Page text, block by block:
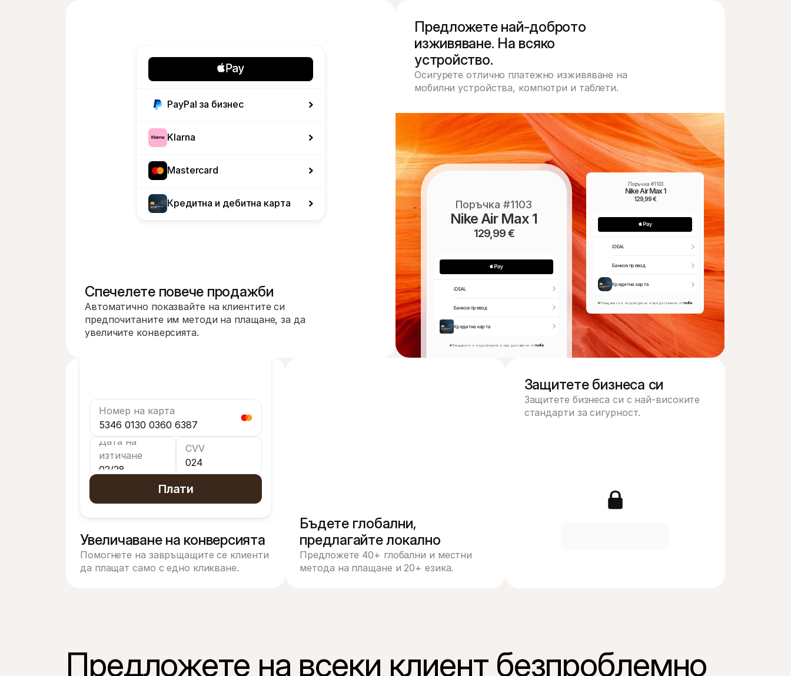
PayPal за бизнес
Klarna
Mastercard
Кредитна и дебитна карта
Спечелете повече продажби
Автоматично показвайте на клиентите си
предпочитаните им методи на плащане, за да
увеличите конверсията.
Предложете най-доброто
изживяване. На всяко
устройство.
Осигурете отлично платежно изживяване на
мобилни устройства, компютри и таблети.
Поръчка #1103
Nike Air Max 1
129,99 €
iDEAL
Банков превод
Кредитна карта
Плащането е подсигурено и предоставено от
Поръчка #1103
Nike Air Max 1
129,99 €
iDEAL
Банков превод
Кредитна карта
Плащането е подсигурено и предоставено от
Номер на карта
5346 0130 0360 6387
Дата на
изтичане
02/28
CVV
024
Плати
Увеличаване на конверсията
Помогнете на завръщащите се клиенти
да плащат само с едно кликване.
Бъдете глобални,
предлагайте локално
Предложете 40+ глобални и местни
метода на плащане и 20+ езика.
Защитете бизнеса си
Защитете бизнеса си с най-високите
стандарти за сигурност.
Предложете на всеки клиент безпроблемно
Номер на карта
Дата на изтичане CVV
Плати